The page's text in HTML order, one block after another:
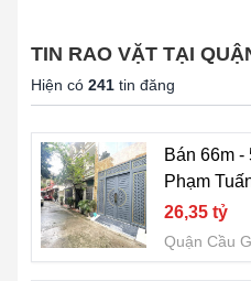
TIN RAO VẶT TẠI
Hiện có 241 tin đăng
Bán 66m -
Phạm
26,35 tỷ
Quận Cầu